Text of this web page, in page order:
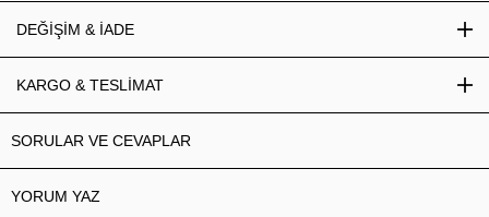
DEĞİŞİM & İADE
KARGO & TESLİMAT
SORULAR VE CEVAPLAR
YORUM YAZ